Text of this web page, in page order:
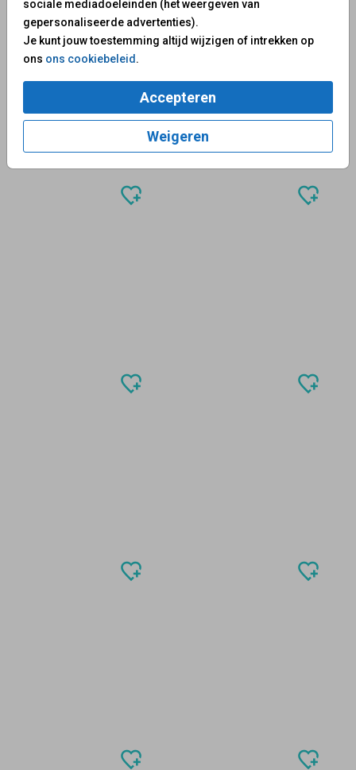
sociale mediadoeleinden (het weergeven van
gepersonaliseerde advertenties).
Je kunt jouw toestemming altijd wijzigen of intrekken op
ons ons cookiebeleid.
Accepteren
Weigeren